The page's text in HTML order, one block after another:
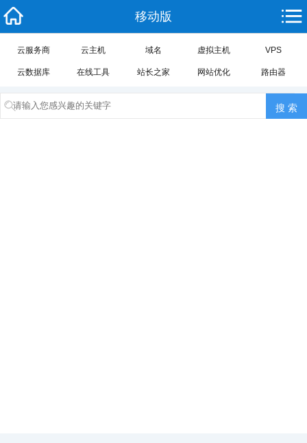
移动版
云服务商 云主机 域名 虚拟主机 VPS
云数据库 在线工具 站长之家 网站优化 路由器